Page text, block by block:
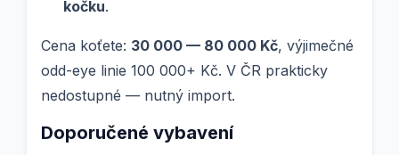
kočku.
Cena koťete: 30 000 — 80 000 Kč, výjimečné
odd-eye linie 100 000+ Kč. V ČR prakticky
nedostupné — nutný import.
Doporučené vybavení